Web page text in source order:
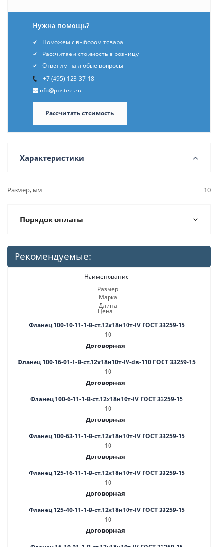
Нужна помощь?
Поможем с выбором товара
Рассчитаем стоимость в розницу
Ответим на любые вопросы
+7 (495) 123-37-18
info@pbsteel.ru
Рассчитать стоимость
Характеристики
Размер, мм 10
Порядок оплаты
Рекомендуемые:
Наименование
Размер
Марка
Длина
Цена
Фланец 100-10-11-1-B-ст.12х18н10т-IV ГОСТ 33259-15
10
Договорная
Фланец 100-16-01-1-B-ст.12х18н10т-IV-dв-110 ГОСТ 33259-15
10
Договорная
Фланец 100-6-11-1-B-ст.12х18н10т-IV ГОСТ 33259-15
10
Договорная
Фланец 100-63-11-1-B-ст.12х18н10т-IV ГОСТ 33259-15
10
Договорная
Фланец 125-16-11-1-B-ст.12х18н10т-IV ГОСТ 33259-15
10
Договорная
Фланец 125-40-11-1-B-ст.12х18н10т-IV ГОСТ 33259-15
10
Договорная